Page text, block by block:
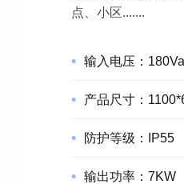
点、小区.......
输入电压：
产品尺寸：
防护等级： IP55
输出功率： 7KW